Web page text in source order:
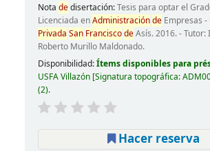
Nota dedisertación:Tesis para optar el
Licenciada enAdministracióndeEmpresas -
Privada San FranciscodeAsís. 2016. - Tutor:
Roberto Murillo Maldonado.
Disponibilidad:Ítems disponibles para
USFA Villazón Signatura topográfica:
(2).
Hacer reserva